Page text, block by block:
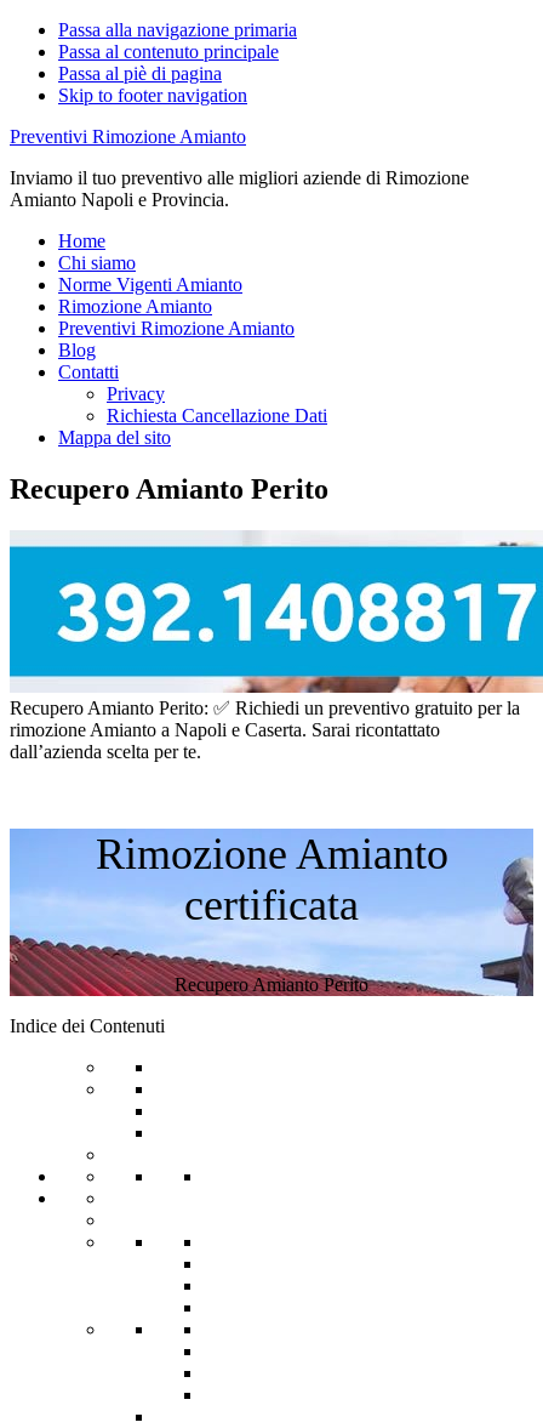
Passa alla navigazione primaria
Passa al contenuto principale
Passa al piè di pagina
Skip to footer navigation
Preventivi Rimozione Amianto
Inviamo il tuo preventivo alle migliori aziende di Rimozione
Amianto Napoli e Provincia.
Home
Chi siamo
Norme Vigenti Amianto
Rimozione Amianto
Preventivi Rimozione Amianto
Blog
Contatti
Privacy
Richiesta Cancellazione Dati
Mappa del sito
Recupero Amianto Perito
Recupero Amianto Perito: ✅ Richiedi un preventivo gratuito per la
rimozione Amianto a Napoli e Caserta. Sarai ricontattato
dall’azienda scelta per te.
Rimozione Amianto
certificata
Recupero Amianto Perito
Indice dei Contenuti